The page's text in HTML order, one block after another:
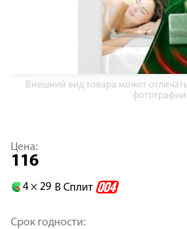
Внешний вид товара может
фотографии
Цена:
116
4 × 29 В Сплит
Срок годности: